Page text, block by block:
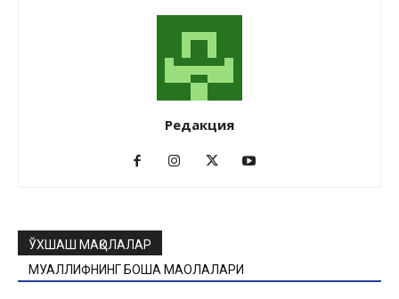
Редакция
ЎХШАШ МАҚОЛАЛАР
МУАЛЛИФНИНГ БОШҚА МАҚОЛАЛАРИ